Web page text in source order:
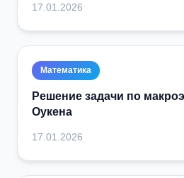
17.01.2026
Математика
Решение задачи по
Оукена
17.01.2026